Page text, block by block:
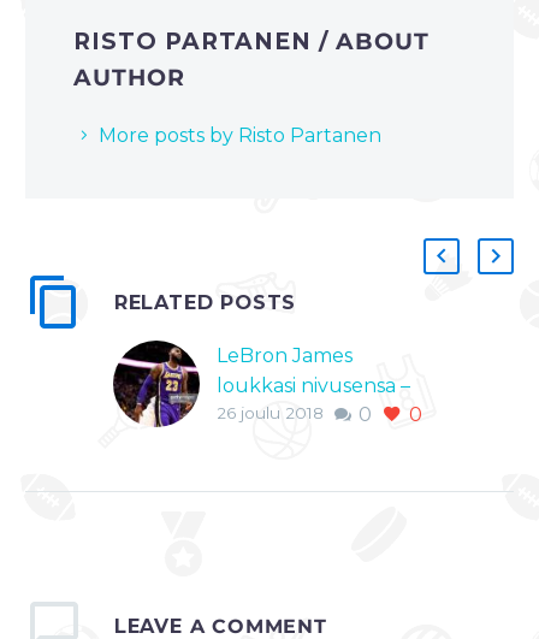
RISTO PARTANEN/ ABOUT
AUTHOR
More posts by Risto Partanen
RELATED POSTS
LeBron James
loukkasi nivusensa –
Lakers isoon voittoon
kamppailua.
0 0
26 joulu 2018
LEAVE A COMMENT